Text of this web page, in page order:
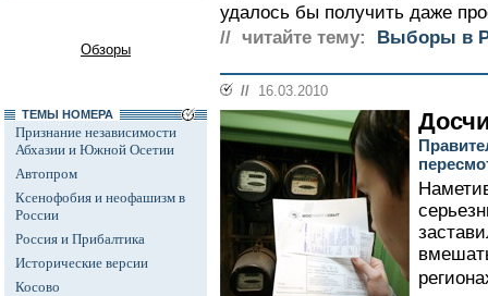
Обзоры
ТЕМЫ НОМЕРА
Признание независимости
Абхазии и Южной Осетии
Автопром
Ксенофобия и неофашизм в
России
Россия и Прибалтика
Исторические версии
Косово
удалось бы получить даже
// читайте тему:
Выборы в
// 16.03.2010